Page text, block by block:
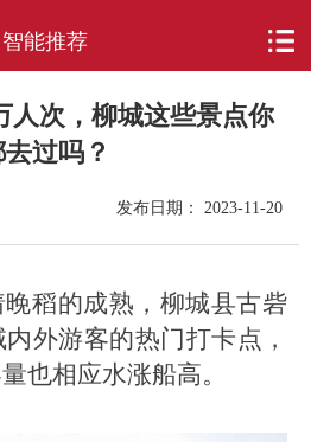
智能推荐
人次，柳城这些景点你
过吗？
发布日期： 2023-11-20
稻的成熟，柳城县古砦
外游客的热门打卡点，
也相应水涨船高。